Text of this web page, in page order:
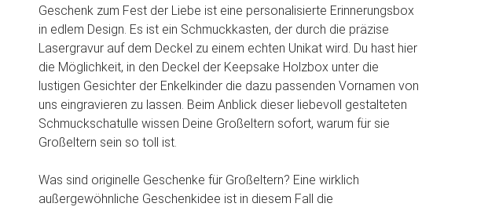
Geschenk zum Fest der Liebe ist eine personalisierte Erinnerungsbox
in edlem Design. Es ist ein Schmuckkasten, der durch die präzise
Lasergravur auf dem Deckel zu einem echten Unikat wird. Du hast hier
die Möglichkeit, in den Deckel der Keepsake Holzbox unter die
lustigen Gesichter der Enkelkinder die dazu passenden Vornamen von
uns eingravieren zu lassen. Beim Anblick dieser liebevoll gestalteten
Schmuckschatulle wissen Deine Großeltern sofort, warum für sie
Großeltern sein so toll ist.
Was sind originelle Geschenke für Großeltern? Eine wirklich
außergewöhnliche Geschenkidee ist in diesem Fall die